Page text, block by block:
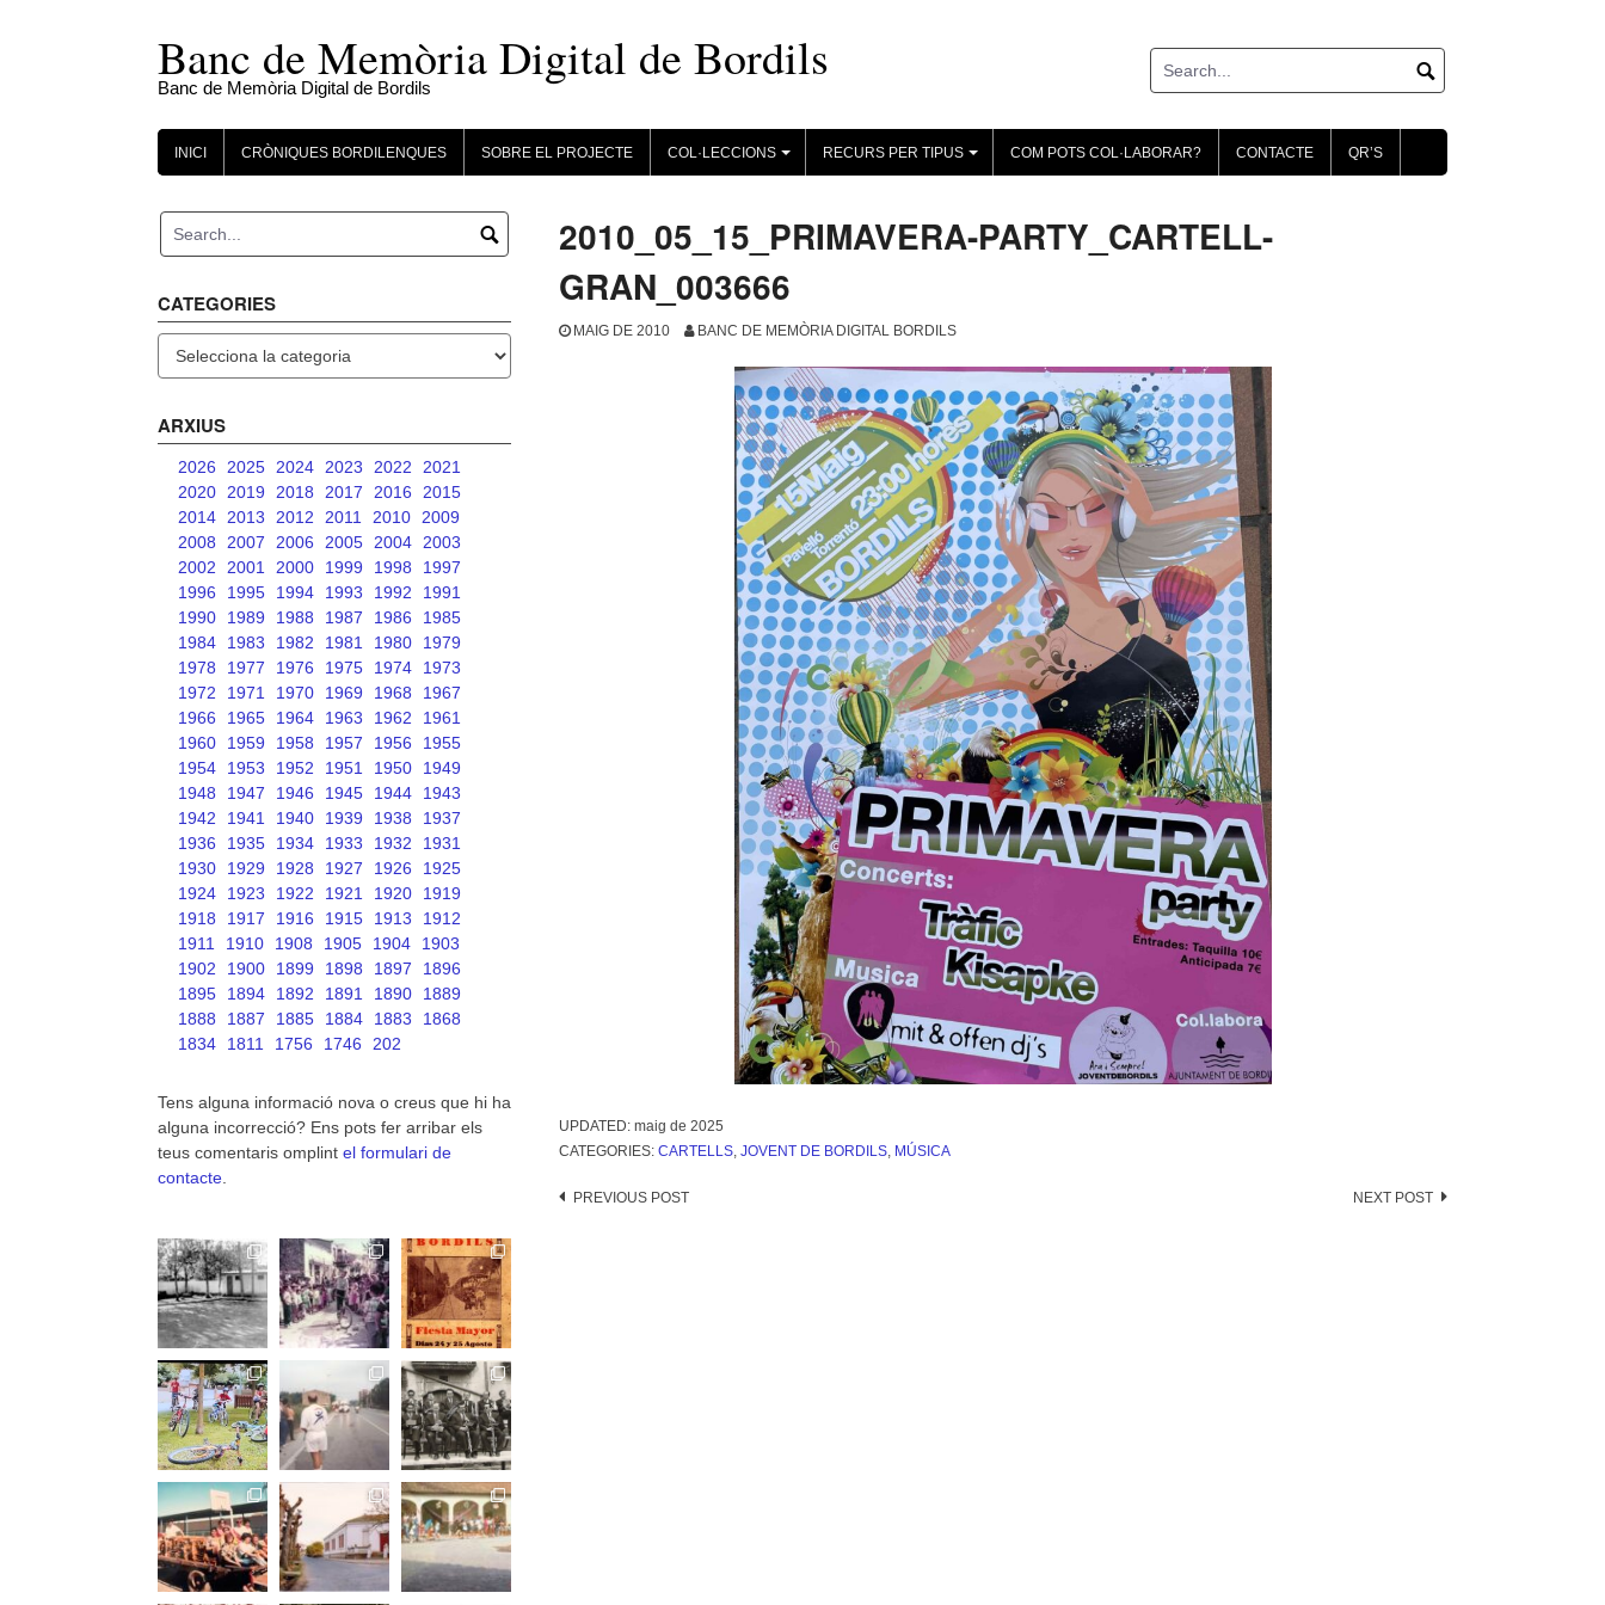
Banc de Memòria Digital de Bordils
Banc de Memòria Digital de Bordils
INICI CRÒNIQUES BORDILENQUES SOBRE EL PROJECTE
+
COL·LECCIONS
+
RECURS PER TIPUS COM POTS COL·LABORAR? CONTACTE QR’S
2010_05_15_PRIMAVERA-PARTY_CARTELL-
GRAN_003666
MAIG DE 2010 BANC DE MEMÒRIA DIGITAL BORDILS
UPDATED: maig de 2025
CATEGORIES: CARTELLS, JOVENT DE BORDILS, MÚSICA
Post
PREVIOUS POST NEXT POST
CATEGORIES
ARXIUS
2026 2025 2024 2023 2022
2021
2020
2019 2018 2017 2016
2015
2014
2013 2012 2011 2010
2009
2008
2007 2006 2005 2004
2003
2002
2001 2000 1999 1998
1997
1996
1995 1994 1993 1992
1991
1990
1989 1988 1987 1986
1985
1984
1983 1982 1981 1980
1979
1978
1977 1976 1975 1974
1973
1972
1971 1970 1969 1968
1967
1966
1965 1964 1963 1962
1961
1960
1959 1958 1957 1956
1955
1954
1953 1952 1951 1950
1949
1948
1947 1946 1945 1944
1943
1942
1941 1940 1939 1938
1937
1936
1935 1934 1933 1932
1931
1930
1929 1928 1927 1926
1925
1924
1923 1922 1921 1920
1919
1918
1917 1916 1915 1913
1912
1911
1910 1908 1905 1904
1903
1902
1900 1899 1898 1897
1896
1895
1894 1892 1891 1890
1889
1888
1887 1885 1884 1883
1868
1834
1811 1756 1746 202
Tens alguna informació nova o creus que hi ha
alguna incorrecció? Ens pots fer arribar els
teus comentaris omplint el formulari de
contacte